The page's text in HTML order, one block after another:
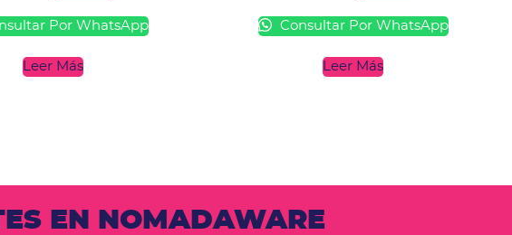
Por WhatsApp
Leer Más
Consultar Por WhatsApp
Leer Más
EN NOMADAWARE